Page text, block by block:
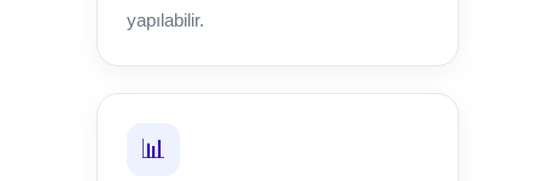
yapılabilir.
📊